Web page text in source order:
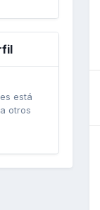
está
otros